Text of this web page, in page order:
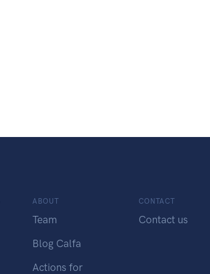
ABOUT
Team
Blog Calfa
Actions for
CONTACT
Contact us